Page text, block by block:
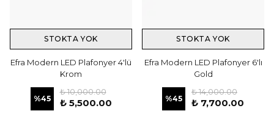
STOKTA YOK
Efra Modern LED Plafonyer 4'lü
Krom
%45
₺ 10,000.00
₺ 5,500.00
STOKTA YOK
Efra Modern LED Plafonyer 6'lı
Gold
%45
₺ 14,000.00
₺ 7,700.00